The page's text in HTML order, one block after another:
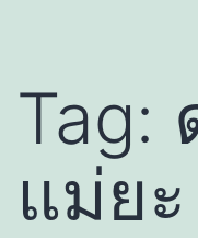
Tag:
แม่ยะ